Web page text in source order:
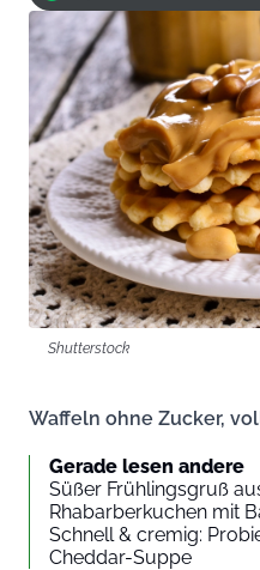
Shutterstock
Waffeln ohne Zucker,
Gerade lesen andere
Süßer Frühlingsgruß
Rhabarberkuchen mit
Schnell & cremig:
Cheddar-Suppe